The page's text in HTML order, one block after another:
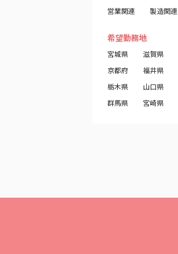
営業関連
製造関連
希望勤務地
宮城県 滋賀県
京都府
福井県
栃木県
山口県
群馬県
宮崎県